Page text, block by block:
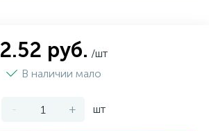
2.52 руб. /шт
В наличии мало
- + шт